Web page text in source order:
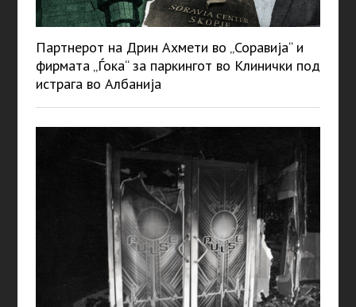
Партнерот на Дрин Ахмети во „Соравија“ и
фирмата „Ѓока“ за паркингот во Клинички под
истрага во Албанија